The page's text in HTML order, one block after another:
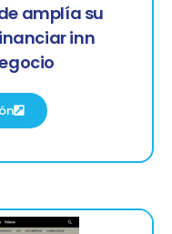
amplía su
inn